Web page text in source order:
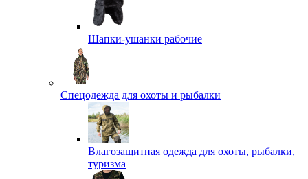
Шапки-ушанки рабочие
Спецодежда для охоты и рыбалки
Влагозащитная одежда для охоты, рыбалки,
туризма